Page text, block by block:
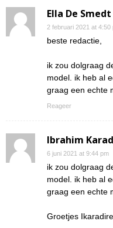
Ella De Smedt
2 februari 2021 at 4:50
beste redactie,
ik zou dolgraag
model. ik heb al
graag een echte
Reageer
Ibrahim
6 juni 2021 at 9:44 pm
ik zou dolgraag
model. ik heb al
graag een echte
Groetjes